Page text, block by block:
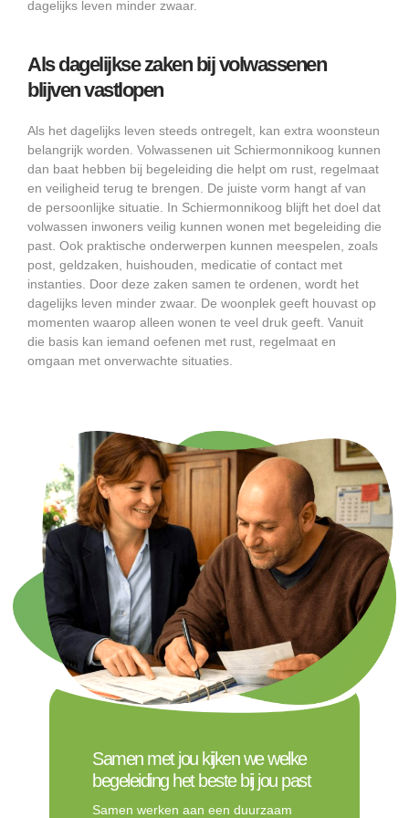
dagelijks leven minder zwaar.
Als dagelijkse zaken bij volwassenen
blijven vastlopen
Als het dagelijks leven steeds ontregelt, kan extra woonsteun
belangrijk worden. Volwassenen uit Schiermonnikoog kunnen
dan baat hebben bij begeleiding die helpt om rust, regelmaat
en veiligheid terug te brengen. De juiste vorm hangt af van
de persoonlijke situatie. In Schiermonnikoog blijft het doel dat
volwassen inwoners veilig kunnen wonen met begeleiding die
past. Ook praktische onderwerpen kunnen meespelen, zoals
post, geldzaken, huishouden, medicatie of contact met
instanties. Door deze zaken samen te ordenen, wordt het
dagelijks leven minder zwaar. De woonplek geeft houvast op
momenten waarop alleen wonen te veel druk geeft. Vanuit
die basis kan iemand oefenen met rust, regelmaat en
omgaan met onverwachte situaties.
Samen met jou kijken we welke
begeleiding het beste bij jou past
Samen werken aan een duurzaam